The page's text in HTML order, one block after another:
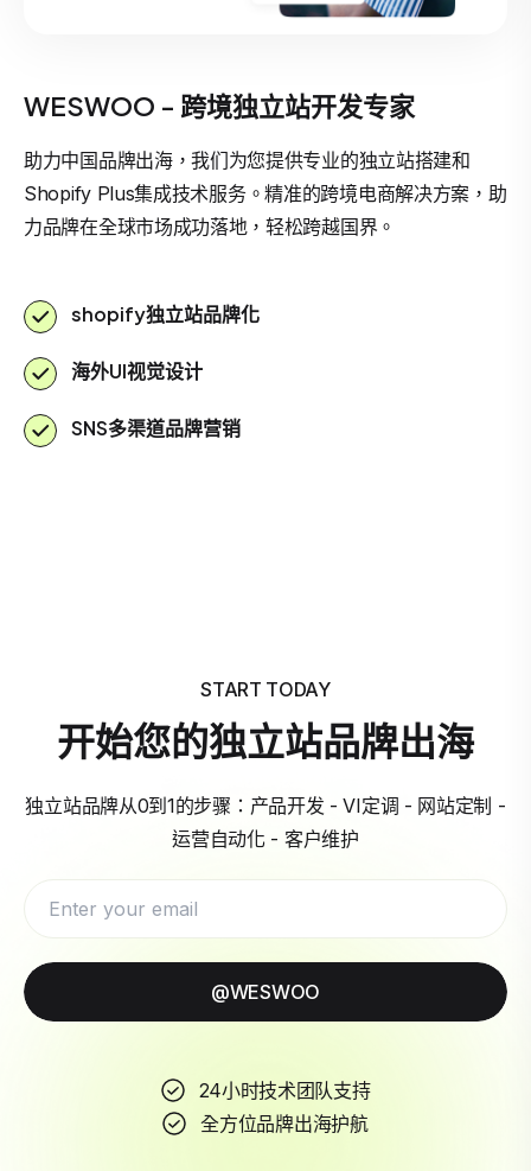
WESWOO - 跨境独立站开发专家
助力中国品牌出海，我们为您提供专业的独立站搭建和
Shopify Plus集成技术服务。精准的跨境电商解决方案，助
力品牌在全球市场成功落地，轻松跨越国界。
shopify独立站品牌化
海外UI视觉设计
SNS多渠道品牌营销
START TODAY
开始您的独立站品牌出海
独立站品牌从0到1的步骤：产品开发 - VI定调 - 网站定制 -
运营自动化 - 客户维护
@WESWOO
24小时技术团队支持
全方位品牌出海护航